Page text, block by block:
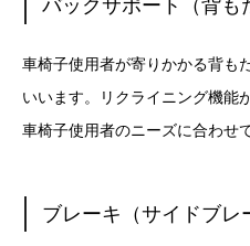
バックサポート（背も
車椅子使用者が寄りかかる背も
いいます。リクライニング機能
車椅子使用者のニーズに合わせ
ブレーキ（サイドブレ